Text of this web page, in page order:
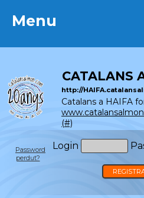
Menu
CATALANS
http://
Catalans a HAIFA
(#)
Login
Password
perdut?
Menu